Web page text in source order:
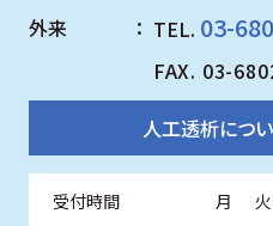
外来
TEL. 03-
FAX. 03-
人工透析につ
受付時間 月 火